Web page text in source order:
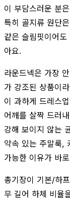
이 부담스러운 분
특히 골지류 원단
같은 슬림핏이어
아요.
라운드넥은 가장
가 강조된 상품이
이 과하게 드레스
어깨를 살짝 드러
강해 보이지 않는
약속 있는 주말룩,
가능한 이유가 바
총기장이 기본/하
무 길어 하체 비율